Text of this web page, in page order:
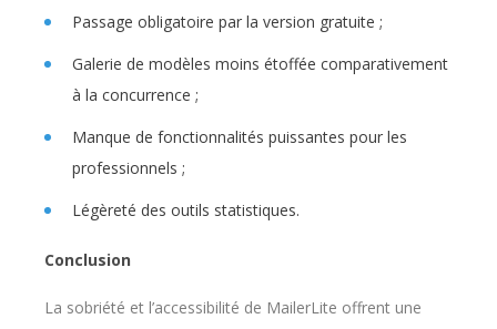
Passage obligatoire par la version gratuite ;
Galerie de modèles moins étoffée comparativement
à la concurrence ;
Manque de fonctionnalités puissantes pour les
professionnels ;
Légèreté des outils statistiques.
Conclusion
La sobriété et l’accessibilité de MailerLite offrent une